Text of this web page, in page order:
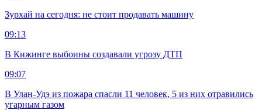
Зурхай на сегодня: не стоит продавать машину
09:13
В Кижинге выбоины создавали угрозу ДТП
09:07
В Улан-Удэ из пожара спасли 11 человек, 5 из них отравились
угарным газом